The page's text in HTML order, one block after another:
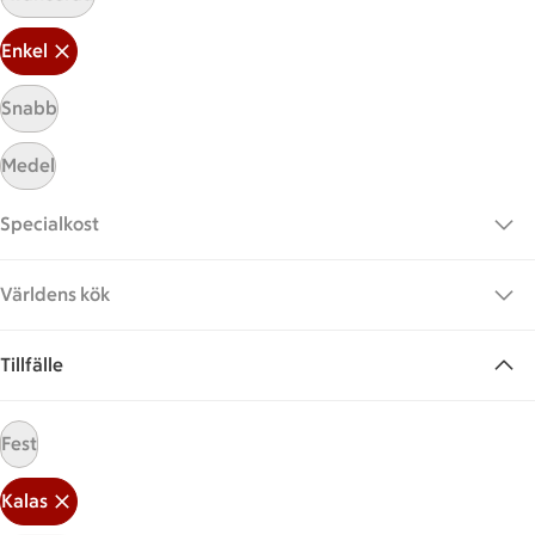
Enkel
Snabb
Medel
Specialkost
Världens kök
Tillfälle
Fest
Kalas